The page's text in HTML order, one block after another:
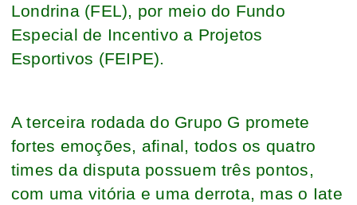
Londrina (FEL), por meio do Fundo
Especial de Incentivo a Projetos
Esportivos (FEIPE).
A terceira rodada do Grupo G promete
fortes emoções, afinal, todos os quatro
times da disputa possuem três pontos,
com uma vitória e uma derrota, mas o Iate